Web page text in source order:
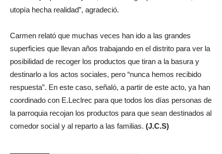
utopía hecha realidad”, agradeció.
Carmen relató que muchas veces han ido a las grandes
superficies que llevan años trabajando en el distrito para ver la
posibilidad de recoger los productos que tiran a la basura y
destinarlo a los actos sociales, pero “nunca hemos recibido
respuesta”. En este caso, señaló, a partir de este acto, ya han
coordinado con E.Leclrec para que todos los días personas de
la parroquia recojan los productos para que sean destinados al
comedor social y al reparto a las familias. (J.C.S)